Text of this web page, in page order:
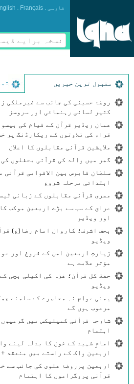
فارسی .
Français
.
نسخہ برایے
مقبول ترین خبریں
روضۂ حسینی کی جانب سے غیرملکی
کثیر لسانی رہنمائی اور سروسز
عمان ریڈیو قرآن کے قیام کی
قراء کی تلاوتوں کے ریکارڈنگ پر
ملایشین قرآنی مقابلوں کا اعلان
گھر میں والد کی قرآنی محفلوں
ابتدائی مرحلہ شروع
مصری قرآنی مقابلوں کے زبانی
عراق کے سب سے بڑے اربعین موکب
اور ویڈیو
بجف اشرف؛ کاروان امام رضا(ع)
ویڈیو
زیارتِ اربعین امن کے فروغ اور
مؤثر علامت ہے
حفظ کل قرآن؛ غزہ کی اکیلی بچی
ویڈیو
یمنی عوام نہ محاصرے کے سامنے
مرعوب ہوں گے
شارجہ قرآنی کمپلیکس میں
اہتمام
امامِ شہید کے خون کا بدلہ لینے
اربعین واک کے راستے میں منعقد +
اربعین پرروضۂ علوی کی جانب سے
قرآنی پروگراموں کا اہتمام